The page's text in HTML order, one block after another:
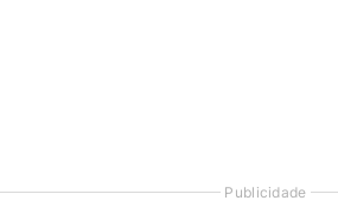
Publicidade